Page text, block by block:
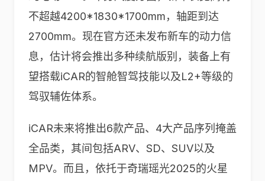
不超越4200*1830*1700mm，轴距到达
2700mm。现在官方还未发布新车的动力信
息，估计将会推出多种续航版别，装备上有
望搭载iCAR的智舱智驾技能以及L2+等级的
驾驭辅佐体系。
iCAR未来将推出6款产品、4大产品序列掩盖
全品类，其间包括ARV、SD、SUV以及
MPV。而且，依托于奇瑞瑶光2025的火星